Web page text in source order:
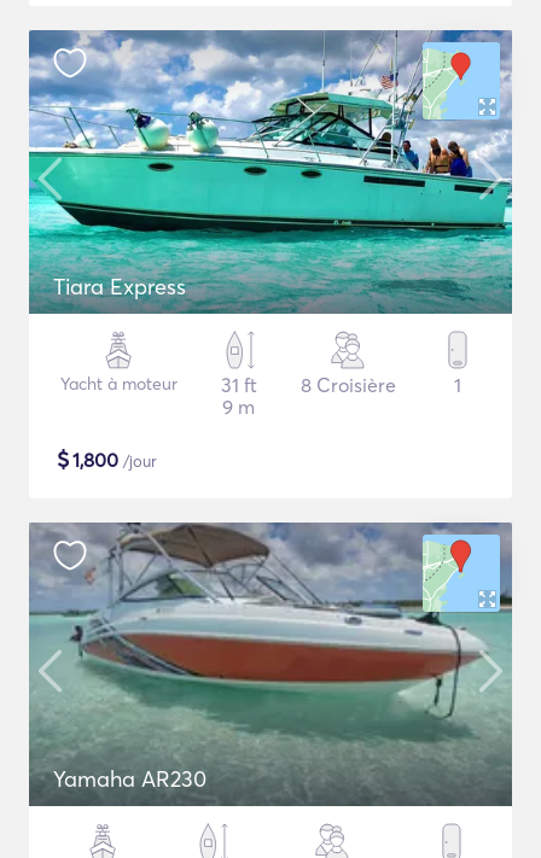
Tiara Express
Yacht à moteur
31 ft
9 m
8 Croisière 1
$1,800 /jour
Yamaha AR230